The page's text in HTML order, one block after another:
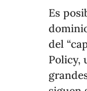
Es
del
Policy,